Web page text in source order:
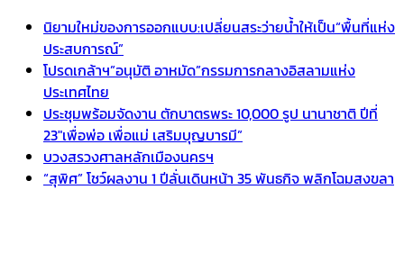
นิยามใหม่ของการออกแบบ:เปลี่ยนสระว่ายน้ำให้เป็น“พื้นที่แห่ง
ประสบการณ์”
โปรดเกล้าฯ”อนุมัติ อาหมัด”กรรมการกลางอิสลามแห่ง
ประเทศไทย
ประชุมพร้อมจัดงาน ตักบาตรพระ 10,000 รูป นานาชาติ ปีที่
23″เพื่อพ่อ เพื่อแม่ เสริมบุญบารมี”
บวงสรวงศาลหลักเมืองนครฯ
“สุพิศ” โชว์ผลงาน 1 ปีลั่นเดินหน้า 35 พันธกิจ พลิกโฉมสงขลา